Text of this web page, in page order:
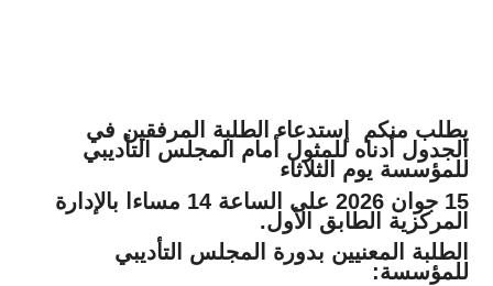
يطلب منكم إستدعاء الطلبة المرفقين في
الجدول أدناه للمثول أمام المجلس التأديبي
للمؤسسة يوم الثلاثاء
15 جوان 2026 على الساعة 14 مساءا بالإدارة
المركزية الطابق الأول.
الطلبة المعنيين بدورة المجلس التأديبي
للمؤسسة: